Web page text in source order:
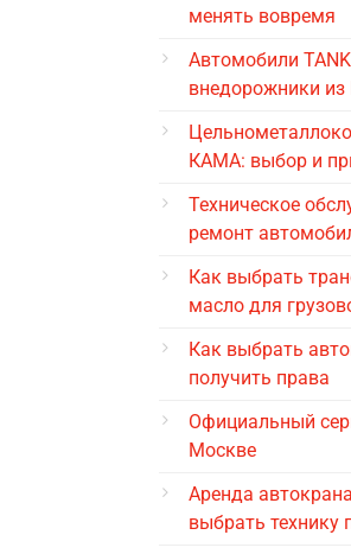
менять вовремя
Автомобили
внедорожники из
КАМА: выбор и
Техническое
ремонт
Как выбрать
масло для
Как выбрать
получить права
Официальный
Москве
Аренда
выбрать технику